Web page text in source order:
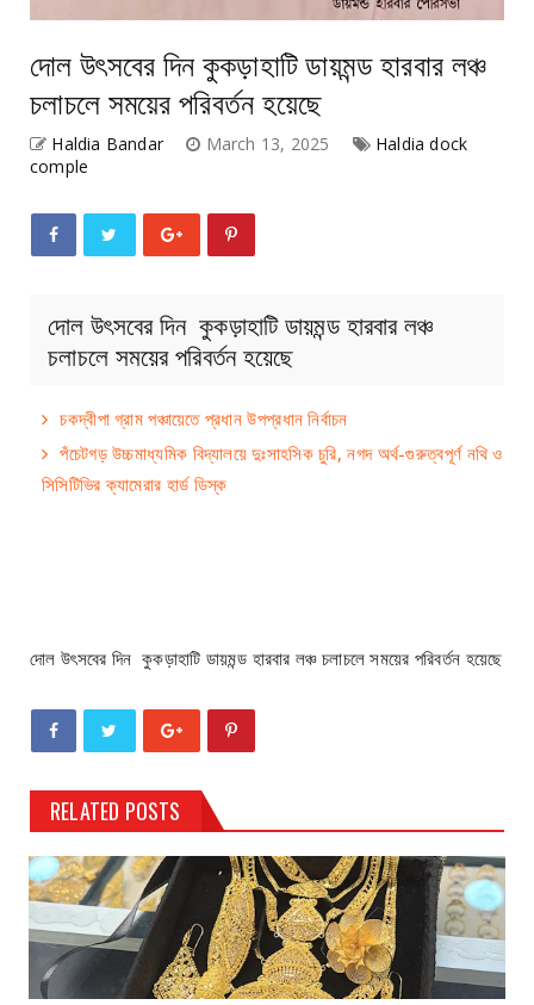
দোল উৎসবের দিন কুকড়াহাটি ডায়মন্ড হারবার লঞ্চ
চলাচলে সময়ের পরিবর্তন হয়েছে
Haldia Bandar March 13, 2025
Haldia dock
comple
দোল উৎসবের দিন কুকড়াহাটি ডায়মন্ড হারবার লঞ্চ
চলাচলে সময়ের পরিবর্তন হয়েছে
চকদ্বীপা গ্রাম পঞ্চায়েতে প্রধান উপপ্রধান নির্বাচন
পঁচেটগড় উচ্চমাধ্যমিক বিদ্যালয়ে দুঃসাহসিক চুরি, নগদ অর্থ-গুরুত্বপূর্ণ নথি ও
সিসিটিভির ক্যামেরার হার্ড ডিস্ক
দোল উৎসবের দিন কুকড়াহাটি ডায়মন্ড হারবার লঞ্চ চলাচলে সময়ের পরিবর্তন হয়েছে
RELATED POSTS